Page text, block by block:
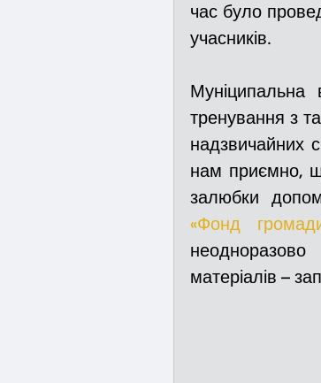
Курс спротиву
Громадське
час було
учасників.
Муніципальна
тренування з
надзвичайних
нам приємно,
залюбки
«Фонд
матеріалів –